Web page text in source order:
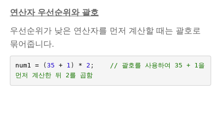
연산자 우선순위와 괄호
우선순위가 낮은 연산자를 먼저 계산할 때는 괄호로
묶어줍니다.
num1 = ( 35 + 1 ) * 2 ;
// 괄호를 사용하여 35 + 1을
먼저 계산한 뒤 2를 곱함